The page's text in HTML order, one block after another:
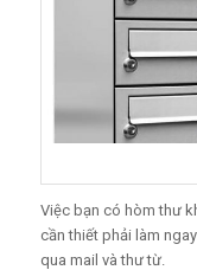
Việc bạn có hòm thư
cần thiết phải làm
qua mail và thư từ.